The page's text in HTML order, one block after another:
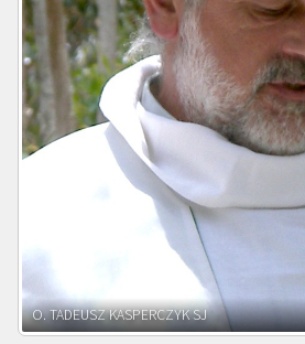
O. ADNRZEJ LEŚNIARA SJ